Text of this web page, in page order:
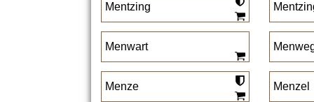
Mentzing
Menwart
Menze Menzel